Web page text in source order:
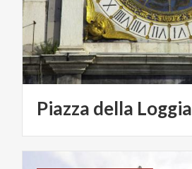
Piazza della Loggia